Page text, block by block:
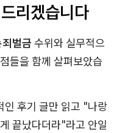
리겠습니다
벌금 수위와 실무적으
들을 함께 살펴보았습
인 후기 글만 읽고 "나랑
끝났다더라"라고 안일